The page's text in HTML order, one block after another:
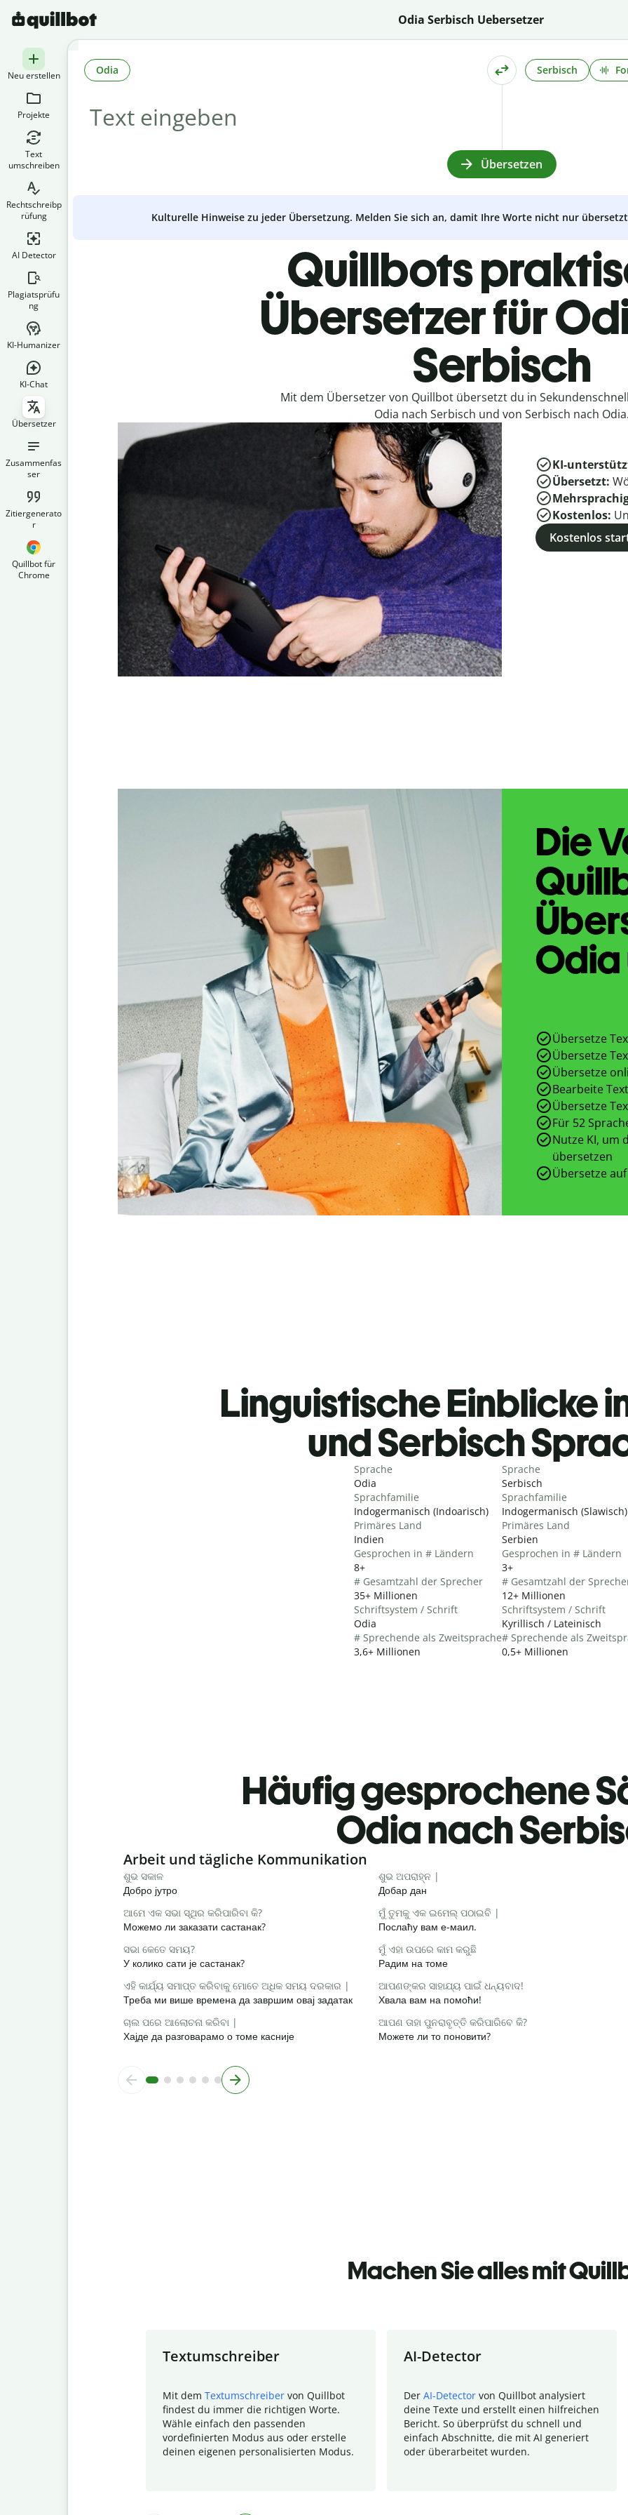
Odia Serbisch Uebersetzer
Neu erstellen
Projekte
Text
umschreiben
Rechtschreibp
rüfung
AI Detector
Plagiatsprüfu
ng
KI-Humanizer
KI-Chat
Übersetzer
Zusammenfas
ser
Zitiergenerato
r
Quillbot für
Chrome
Odia Serbisch
Übersetzen
Kulturelle Hinweise zu jeder Übersetzung. Melden Sie sich an, damit Ihre Worte nicht nur
Quillbots
Übersetzer für
Serbisch
Mit dem Übersetzer von Quillbot übersetzt du in
Odia nach Serbisch und von Serbisch nach Odia.
KI-
Übersetzt:
Kostenlos:
Kostenlos
Die
Odia
Übersetze
Übersetze
Übersetze
Bearbeite
Übersetze
Für 52
Nutze KI, um
übersetzen
Übersetze
Linguistische Einblicke
und Serbisch
Sprache
Odia
Sprachfamilie
Indogermanisch (Indoarisch)
Primäres Land
Indien
Gesprochen in # Ländern
8+
# Gesamtzahl der Sprecher
35+ Millionen
Schriftsystem / Schrift
Odia
# Sprechende als Zweitsprache
3,6+ Millionen
Sprache
Serbisch
Sprachfamilie
Indogermanisch (Slawisch)
Primäres Land
Serbien
Gesprochen in # Ländern
3+
# Gesamtzahl der
12+ Millionen
Schriftsystem / Schrift
Kyrillisch / Lateinisch
# Sprechende als
0,5+ Millionen
Häufig gesprochene
Odia nach
Slide 1 of 6
Arbeit und tägliche Kommunikation
ଶୁଭ ସକାଳ
Добро јутро
ଶୁଭ ଅପରାହ୍ନ |
Добар дан
ଆମେ ଏକ ସଭା ସ୍ଥିର କରିପାରିବା କି?
Можемо ли заказати састанак?
ମୁଁ ତୁମକୁ ଏକ ଇମେଲ୍ ପଠାଇବି |
Послаћу вам е-маил.
ସଭା କେତେ ସମୟ?
У колико сати је састанак?
ମୁଁ ଏହା ଉପରେ କାମ କରୁଛି
Радим на томе
ଏହି କାର୍ଯ୍ୟ ସମାପ୍ତ କରିବାକୁ ମୋତେ ଅଧିକ ସମୟ ଦରକାର |
Треба ми више времена да завршим овај задатак
ଆପଣଙ୍କର ସାହାଯ୍ୟ ପାଇଁ ଧନ୍ୟବାଦ!
Хвала вам на помоћи!
ଚାଲ ପରେ ଆଲୋଚନା କରିବା |
Хајде да разговарамо о томе касније
ଆପଣ ତାହା ପୁନରାବୃତ୍ତି କରିପାରିବେ କି?
Можете ли то поновити?
Machen Sie alles mit
Textumschreiber
Mit dem Textumschreiber von Quillbot
findest du immer die richtigen Worte.
Wähle einfach den passenden
vordefinierten Modus aus oder erstelle
deinen eigenen personalisierten Modus.
AI-Detector
Der AI-Detector von Quillbot analysiert
deine Texte und erstellt einen hilfreichen
Bericht. So überprüfst du schnell und
einfach Abschnitte, die mit AI generiert
oder überarbeitet wurden.